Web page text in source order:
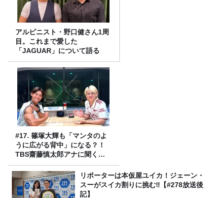
アルピニスト・野口健さん1周
目。これまで愛した
「JAGUAR」について語る
#17. 篠塚大輝も「マンタのよ
うに広がる背中」になる？！
TBS齋藤慎太郎アナに聞くメ
ンズフィジークの魅力！！
リポーターは本仮屋ユイカ！ジェーン・
スーがスイカ割りに挑む‼【#278放送後
記】